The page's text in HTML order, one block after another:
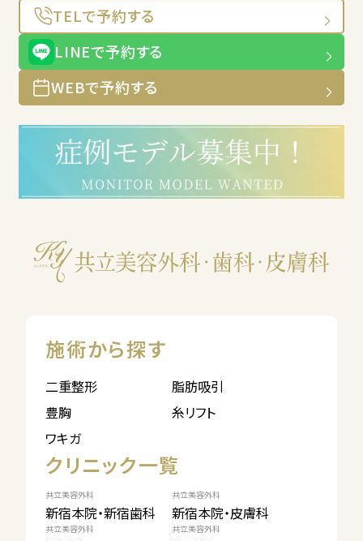
TELで予約する
LINEで予約する
WEBで予約する
施術から探す
二重整形
脂肪吸引
豊胸
糸リフト
ワキガ
クリニック一覧
共立美容外科
新宿本院・新宿歯科
共立美容外科
新宿本院・皮膚科
共立美容外科 共立美容外科